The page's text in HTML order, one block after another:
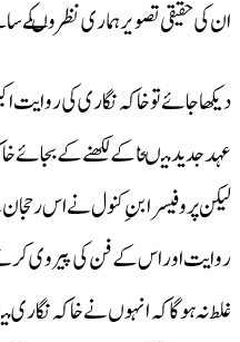
ان کی حقیقی تصویر ہماری نظروںکے
دیکھا جائے توخاکہ نگاری کی
عہد جدید میںخاکے لکھنے کے بجائے
لیکن پروفیسرابنِ کنول نے اس
روایت اور اس کے فن کی پیروی
غلط نہ ہوگا کہ انہوں نے خاکہ